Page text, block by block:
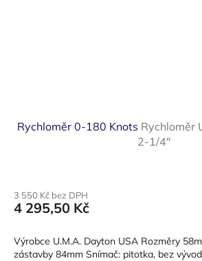
Rychloměr 0-180 Knots Rychloměr
2-1/4"
3 550 Kč bez DPH
4 295,50 Kč
Výrobce U.M.A. Dayton USA Rozměry
zástavby 84mm Snímač: pitotka, bez